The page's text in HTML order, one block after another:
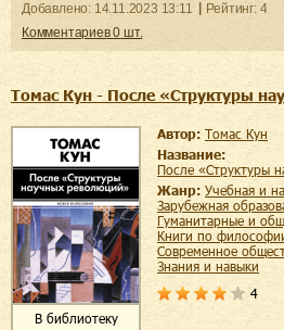
Добавленo: 14.11.2023 13:11 Рейтинг: 4
Комментариев0 шт.
Томас Кун - После «Структуры
В библиотеку
Автор:
Томас Кун
Название:
После «Структуры
Жанр:
учебная и
зарубежная
гуманитарные и
книги по
современное
знания и навыки
4